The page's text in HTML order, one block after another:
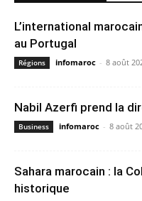
L’international
au Portugal
Régions infomaroc - 8 août
Nabil Azerfi prend la
Business infomaroc - 8 août
Sahara marocain : la
historique